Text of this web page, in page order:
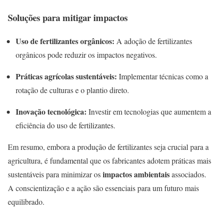
Soluções para mitigar impactos
Uso de fertilizantes orgânicos: A adoção de fertilizantes
orgânicos pode reduzir os impactos negativos.
Práticas agrícolas sustentáveis: Implementar técnicas como a
rotação de culturas e o plantio direto.
Inovação tecnológica: Investir em tecnologias que aumentem a
eficiência do uso de fertilizantes.
Em resumo, embora a produção de fertilizantes seja crucial para a
agricultura, é fundamental que os fabricantes adotem práticas mais
sustentáveis para minimizar osimpactos ambientaisassociados.
A conscientização e a ação são essenciais para um futuro mais
equilibrado.